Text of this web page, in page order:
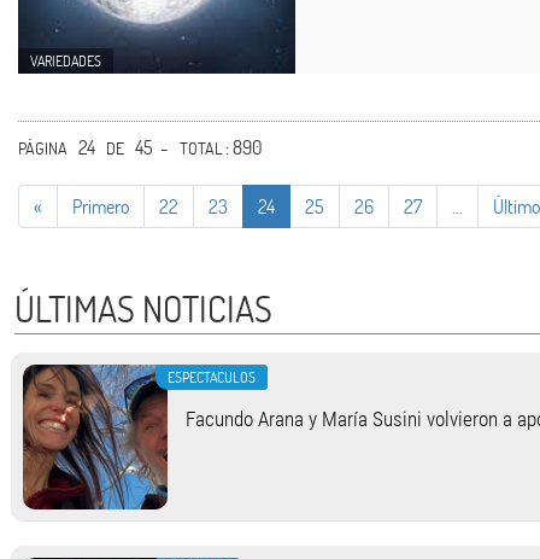
VARIEDADES
PÁGINA 24 DE 45 - TOTAL: 890
« Primero 22 23 24 25 26 27 Último
ÚLTIMAS NOTICIAS
ESPECTACULOS
Facundo Arana y María Susini volvieron a